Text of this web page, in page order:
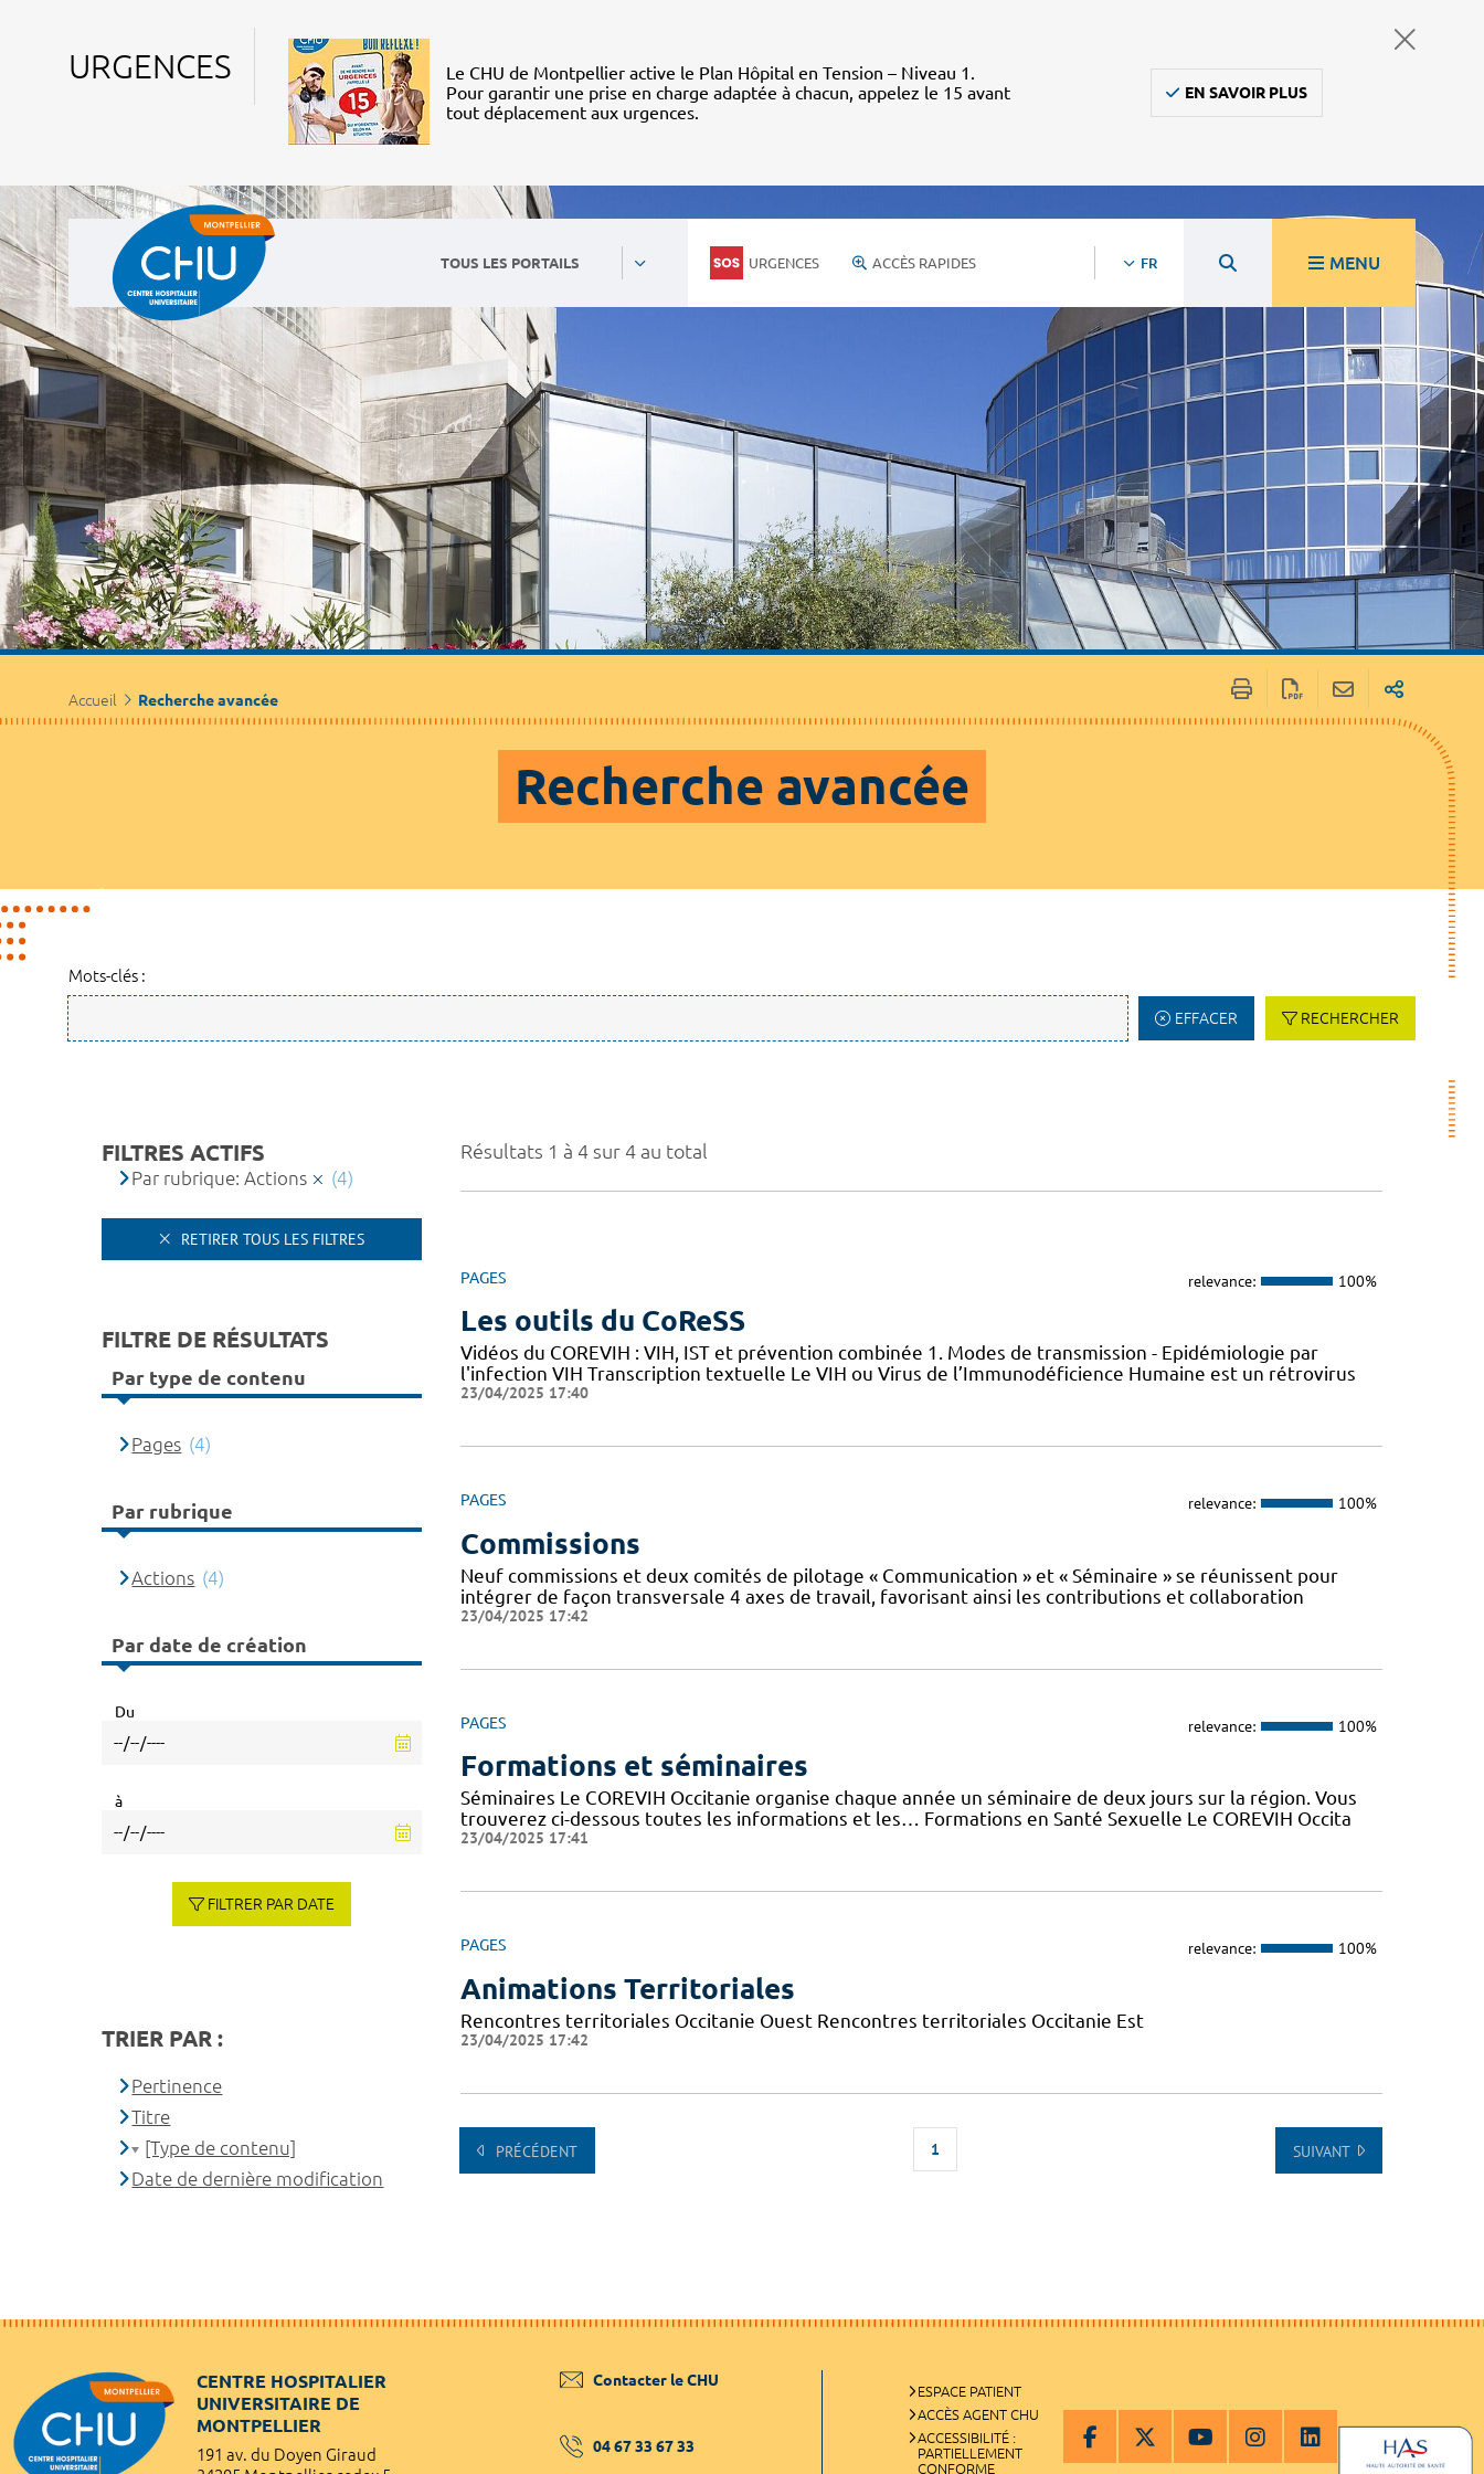
URGENCES
Le CHU de Montpellier active le Plan Hôpital en Tension – Niveau 1.
Pour garantir une prise en charge adaptée à chacun, appelez le 15 avant
tout déplacement aux urgences.
EN SAVOIR PLUS
TOUS LES PORTAILS URGENCES ACCÈS RAPIDES FR MENU
Accueil Recherche avancée
Recherche avancée
Mots-clés :
EFFACER RECHERCHER
Résultats 1 à 4 sur 4 au total
PAGES relevance: 100%
Les outils du CoReSS
Vidéos du COREVIH : VIH, IST et prévention combinée 1. Modes de transmission - Epidémiologie par
l'infection VIH Transcription textuelle Le VIH ou Virus de l’Immunodéficience Humaine est un rétrovirus
23/04/2025 17:40
PAGES relevance: 100%
Commissions
Neuf commissions et deux comités de pilotage « Communication » et « Séminaire » se réunissent pour
intégrer de façon transversale 4 axes de travail, favorisant ainsi les contributions et collaboration
23/04/2025 17:42
PAGES relevance: 100%
Formations et séminaires
Séminaires Le COREVIH Occitanie organise chaque année un séminaire de deux jours sur la région. Vous
trouverez ci-dessous toutes les informations et les… Formations en Santé Sexuelle Le COREVIH Occita
23/04/2025 17:41
PAGES relevance: 100%
Animations Territoriales
Rencontres territoriales Occitanie Ouest Rencontres territoriales Occitanie Est
23/04/2025 17:42
PRÉCÉDENT 1 SUIVANT
FILTRES ACTIFS
Par rubrique: Actions (4)
RETIRER TOUS LES FILTRES
FILTRE DE RÉSULTATS
Par type de contenu
Pages (4)
Par rubrique
Actions (4)
Par date de création
Du
à
FILTRER PAR DATE
TRIER PAR :
Pertinence
Titre
[Type de contenu]
Date de dernière modification
CENTRE HOSPITALIER
UNIVERSITAIRE DE
MONTPELLIER
191 av. du Doyen Giraud
Contacter le CHU
04 67 33 67 33
ESPACE PATIENT
ACCÈS AGENT CHU
ACCESSIBILITÉ :
PARTIELLEMENT
CONFORME